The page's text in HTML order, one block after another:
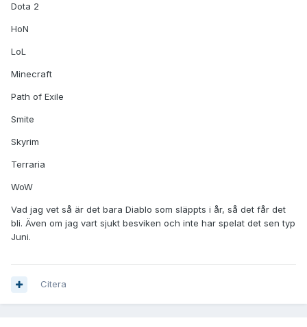
Dota 2
HoN
LoL
Minecraft
Path of Exile
Smite
Skyrim
Terraria
WoW
Vad jag vet så är det bara Diablo som släppts i år, så det får det
bli. Även om jag vart sjukt besviken och inte har spelat det sen typ
Juni.
Citera